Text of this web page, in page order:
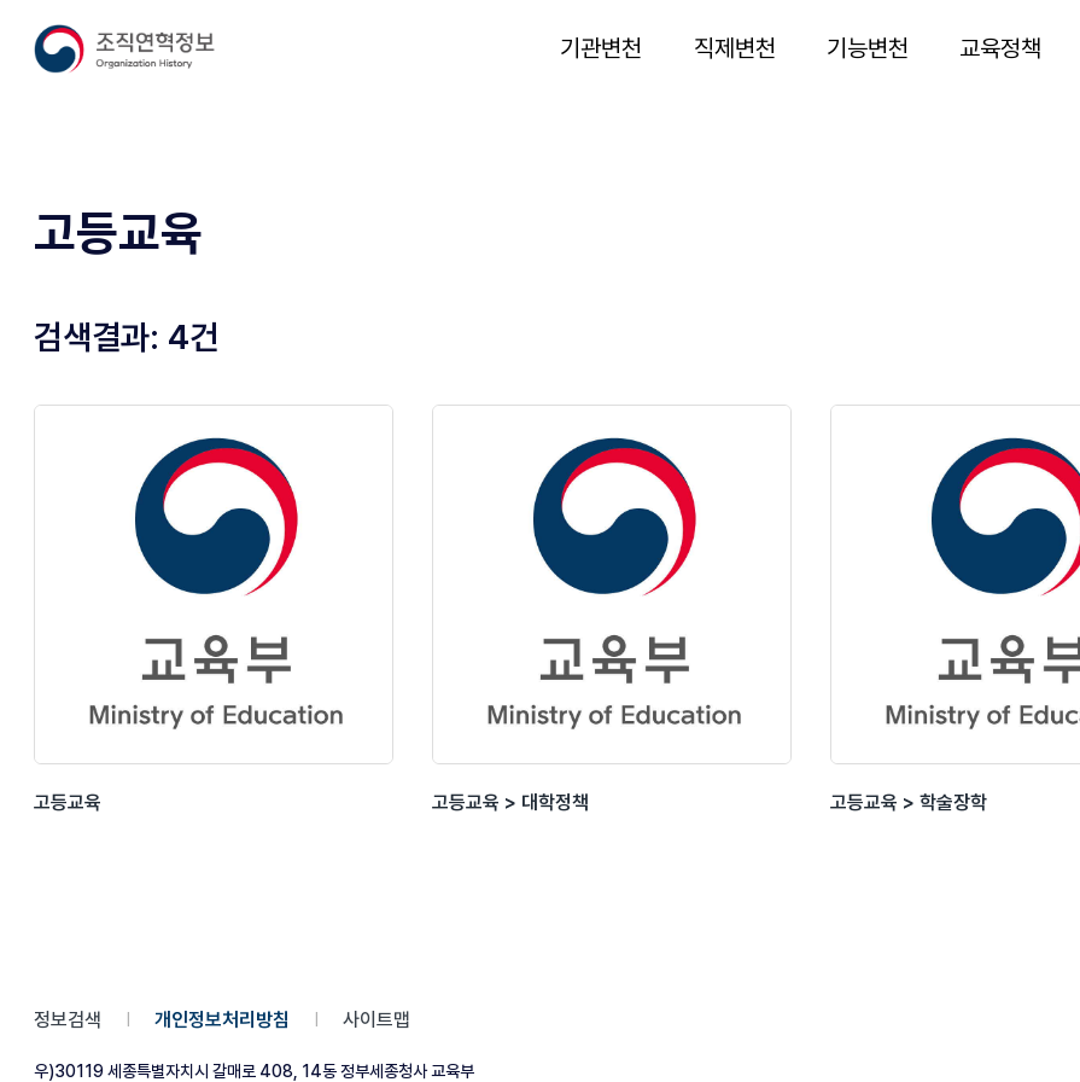
기관변천 직제변천 기능변천 교육정책
고등교육
검색결과: 4건
고등교육 고등교육 > 대학정책 고등교육 > 학술장학
정보검색 개인정보처리방침 사이트맵
우)30119 세종특별자치시 갈매로 408, 14동 정부세종청사 교육부